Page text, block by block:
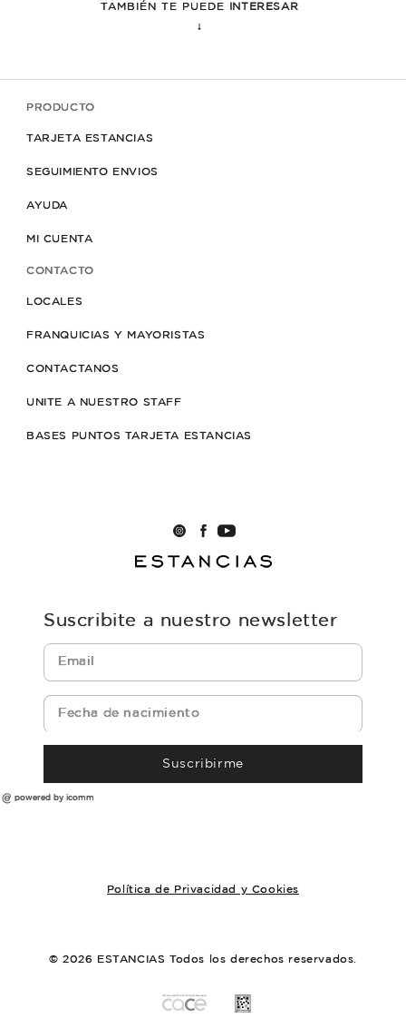
TAMBIÉN TE PUEDE
INTERESAR
↓
PRODUCTO
TARJETA ESTANCIAS
SEGUIMIENTO ENVIOS
AYUDA
MI CUENTA
CONTACTO
LOCALES
FRANQUICIAS Y MAYORISTAS
CONTACTANOS
UNITE A NUESTRO STAFF
BASES PUNTOS TARJETA ESTANCIAS
Suscribite a nuestro newsletter
Suscribirme
powered by icomm
Política de Privacidad y Cookies
© 2026 ESTANCIAS Todos los derechos reservados.